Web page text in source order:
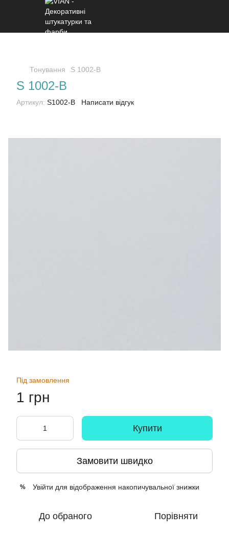
Тонування S 1002-B
S 1002-B
Артикул: S1002-B Написати відгук
Під замовлення
1 грн
Купити
Замовити швидко
% Увійти для відображення накопичувальної знижки
До обраного Порівняти